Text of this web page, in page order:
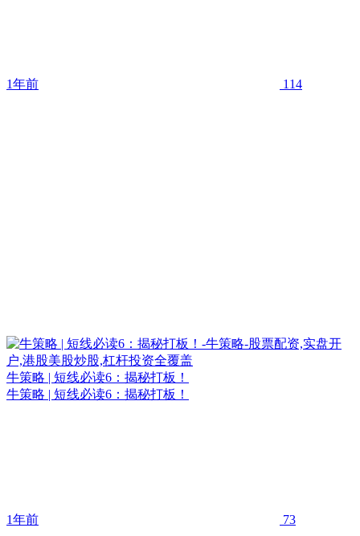
1年前 114
牛策略 | 短线必读6：揭秘打板！
牛策略 | 短线必读6：揭秘打板！
1年前 73